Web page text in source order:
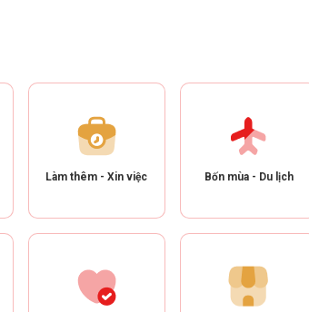
Làm thêm - Xin việc Bốn mùa - Du lịch